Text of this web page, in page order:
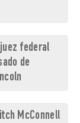
federal
de
McConnell